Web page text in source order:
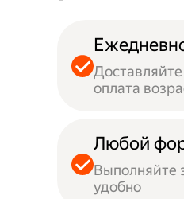
оплата
Любой
Выполняйте
удобно